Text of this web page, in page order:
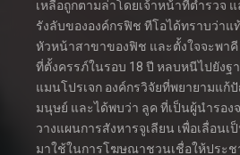
เหลือถูกตามล่าโดยเจ้าหน้าที่ตำรวจ
รังลับขององค์กรฟิช ทีโอได้ทราบว่าแ
หัวหน้าสาขาของฟิช และตั้งใจจะพา
ที่ตั้งครรภ์ในรอบ 18 ปี หลบหนีไปยังฐ
แมนโปรเจก องค์กรวิจัยที่พยายามแก้
มนุษย์ และได้พบว่า ลูค ที่เป็นผู้นำรอง
วางแผนการสังหารจูเลียน เพื่อเลื่อน
มาใช้ในการโฆษณาชวนเชื่อให้ประ